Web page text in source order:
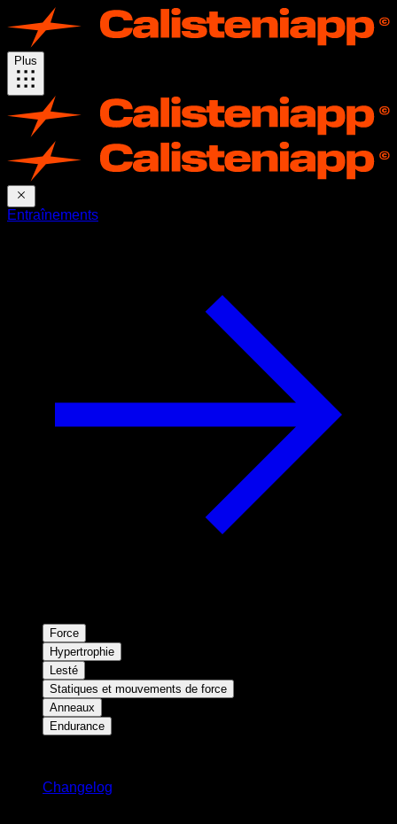
Plus
Entraînements
Force
Hypertrophie
Lesté
Statiques et mouvements de force
Anneaux
Endurance
Changelog